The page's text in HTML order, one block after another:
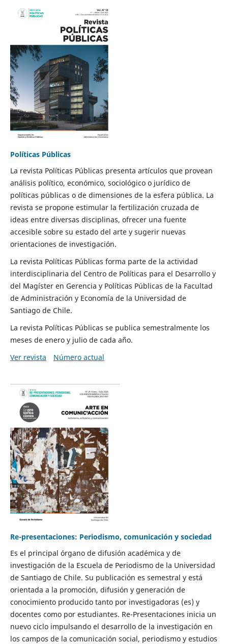
Políticas Públicas
La revista Políticas Públicas presenta artículos que provean
análisis político, económico, sociológico o jurídico de
políticas públicas o de dimensiones de la esfera pública. La
revista se propone estimular la fertilización cruzada de
ideas entre diversas disciplinas, ofrecer una fuente
accesible sobre su estado del arte y sugerir nuevas
orientaciones de investigación.
La revista Políticas Públicas forma parte de la actividad
interdisciplinaria del Centro de Políticas para el Desarrollo y
del Magíster en Gerencia y Políticas Públicas de la Facultad
de Administración y Economía de la Universidad de
Santiago de Chile.
La revista Políticas Públicas se publica semestralmente los
meses de enero y julio de cada año.
Ver revista
Número actual
Re-presentaciones: Periodismo, comunicación y sociedad
Es el principal órgano de difusión académica y de
investigación de la Escuela de Periodismo de la Universidad
de Santiago de Chile. Su publicación es semestral y está
orientada a la promoción, difusión y generación de
conocimiento producido tanto por investigadoras (es) y
docentes como por estudiantes. Re-Presentaciones inicia un
nuevo ciclo impulsando el desarrollo de la investigación en
los campos de la comunicación social, periodismo y estudios